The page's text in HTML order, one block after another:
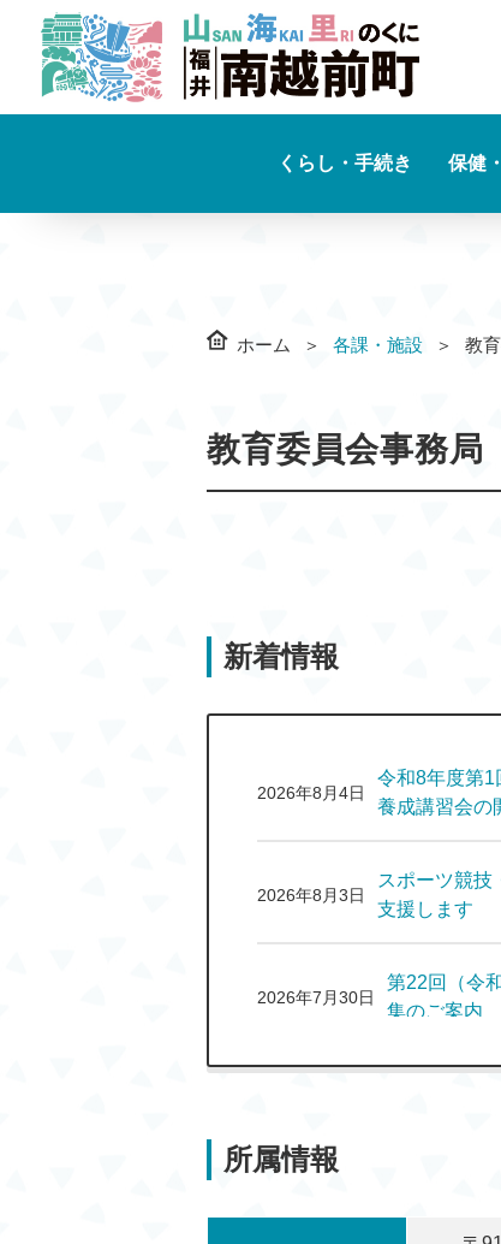
くらし・手続き 保健
ホーム 各課・施設 教
教育委員会事務局
新着情報
2026年8月4日
令和8年度第1
養成講習会の
2026年8月3日
スポーツ競技
支援します
2026年7月30日
第22回（令
集のご案内
案内
所属情報